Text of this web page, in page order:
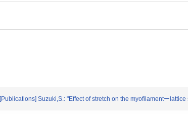
[Publications] Suzuki,S.: "Effect of stretch on the myofilamentー